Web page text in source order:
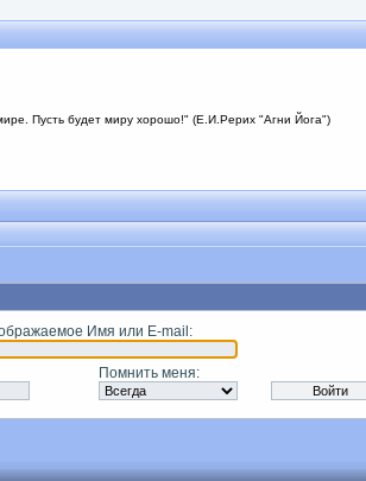
Пусть будет миру хорошо!" (Е.И.Рерих "Агни Йога")
Имя или E-mail :
Помнить меня: